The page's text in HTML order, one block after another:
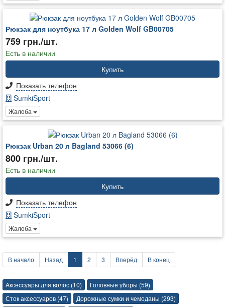
Рюкзак для ноутбука 17 л Golden Wolf GB00705
759 грн./шт.
Есть в наличии
Купить
Показать телефон
SumkiSport
Жалоба
Рюкзак Urban 20 л Bagland 53066 (6)
800 грн./шт.
Есть в наличии
Купить
Показать телефон
SumkiSport
Жалоба
В начало Назад 1 2 3 Вперёд В конец
Аксессуары для волос (10)
Головные уборы (59)
Сток аксессуаров (47)
Дорожные сумки и чемоданы (293)